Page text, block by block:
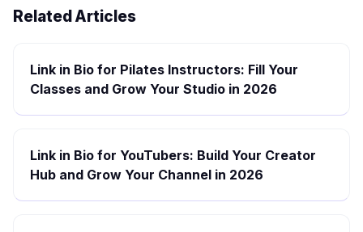
Related Articles
Link in Bio for Pilates Instructors: Fill Your
Classes and Grow Your Studio in 2026
Link in Bio for YouTubers: Build Your Creator
Hub and Grow Your Channel in 2026